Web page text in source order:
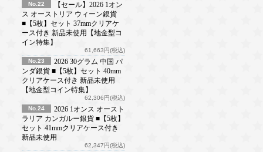
No.22
【セール】2026 1オン
ス オーストリア ウィーン銀貨
■【5枚】セット 37mmクリアケ
ース付き 新品未使用【地金型コ
イン特集】
61,663円(税込)
No.23
2026 30グラム 中国 パ
ンダ銀貨 ■【5枚】セット 40mm
クリアケース付き 新品未使用
【地金型コイン特集】
62,306円(税込)
No.24
2026 1オンス オースト
ラリア カンガルー銀貨 ■【5枚】
セット 41mmクリアケース付き
新品未使用
62,347円(税込)